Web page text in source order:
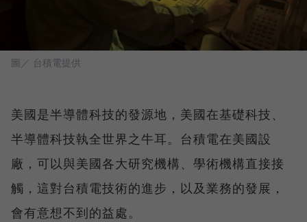
圖／ 台積電提供
美國是半導體科技的發源地，美國在基礎科技、
半導體科技執全世界之牛耳。台積電在美國設
廠，可以與美國各大研究機構、學術機構直接接
觸，這對台積電技術的進步，以及業務的發展，
會有意想不到的益處。